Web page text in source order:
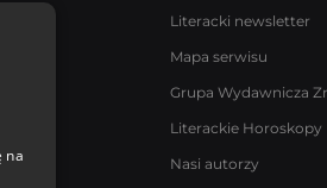
Literacki newsletter
Mapa serwisu
Grupa Wydawnicza
Literackie Horoskopy
Nasi autorzy
na